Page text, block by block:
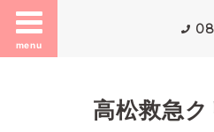
menu
高松救急